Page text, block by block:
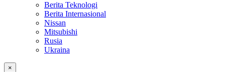
Berita Teknologi
Berita Internasional
Nissan
Mitsubishi
Rusia
Ukraina
×